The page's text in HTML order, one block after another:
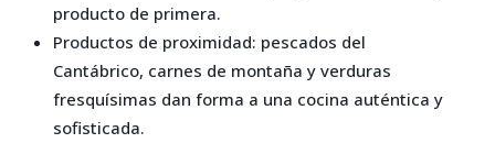
producto de primera.
Productos de proximidad: pescados del
Cantábrico, carnes de montaña y verduras
fresquísimas dan forma a una cocina auténtica y
sofisticada.